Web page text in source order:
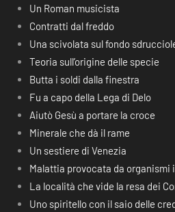
Un Roman musicista
Contratti dal freddo
Una scivolata sul fondo
Teoria sull’origine delle specie
Butta i soldi dalla finestra
Fu a capo della Lega di Delo
Aiutò Gesù a portare la croce
Minerale che dà il rame
Un sestiere di Venezia
Malattia provocata da organismi
La località che vide la resa dei
Uno spiritello con il saio delle